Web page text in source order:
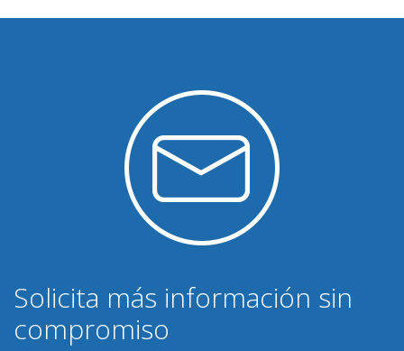
Solicita más información sin
compromiso